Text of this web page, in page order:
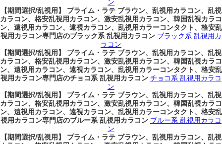
ン
【期間選択/乱視用】 プライム・ラテ ブラウン、乱視用カラコン、乱視
カラコン、格安乱視用カラコン、激安乱視用カラコン、韓国乱視カラコ
ン、遠視用カラコン、遠視カラコン、乱視用カラーコンタクト、格安乱
視用カラコン専門店のブラック系 乱視用カラコン ブラック系 乱視用カ
ラコン
【期間選択/乱視用】 プライム・ラテ ブラウン、乱視用カラコン、乱視
カラコン、格安乱視用カラコン、激安乱視用カラコン、韓国乱視カラコ
ン、遠視用カラコン、遠視カラコン、乱視用カラーコンタクト、格安乱
視用カラコン専門店のチョコ系 乱視用カラコン チョコ系 乱視用カラコ
ン
【期間選択/乱視用】 プライム・ラテ ブラウン、乱視用カラコン、乱視
カラコン、格安乱視用カラコン、激安乱視用カラコン、韓国乱視カラコ
ン、遠視用カラコン、遠視カラコン、乱視用カラーコンタクト、格安乱
視用カラコン専門店のブルー系 乱視用カラコン ブルー系 乱視用カラコ
ン
【期間選択/乱視用】 プライム・ラテ ブラウン、乱視用カラコン、乱視